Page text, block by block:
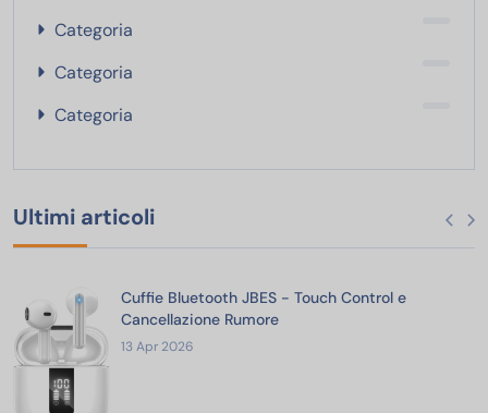
Categoria
Categoria
Categoria
Ultimi articoli
Cuffie Bluetooth JBES - Touch Control e
Cancellazione Rumore
13 Apr 2026